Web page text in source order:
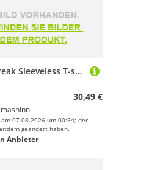
Oxdog Tiebreak Sleeveless T-shirt Weiß XL Frau
30,49 €
07.08.2026 um 00:34; der
geändert haben.
Anbieter